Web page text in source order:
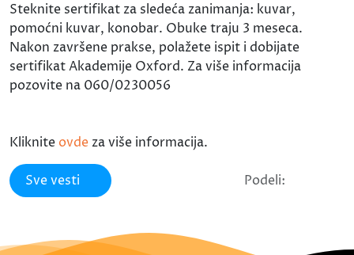
Steknite sertifikat za sledeća zanimanja: kuvar,
pomoćni kuvar, konobar. Obuke traju 3 meseca.
Nakon završene prakse, polažete ispit i dobijate
sertifikat Akademije Oxford. Za više informacija
pozovite na 060/0230056
Kliknite ovde za više informacija.
Sve vesti Podeli: